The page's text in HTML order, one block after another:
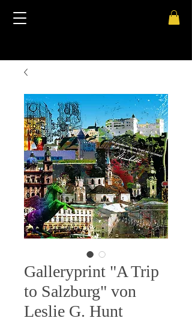
Galleryprint "A Trip
to Salzburg" von
Leslie G. Hunt